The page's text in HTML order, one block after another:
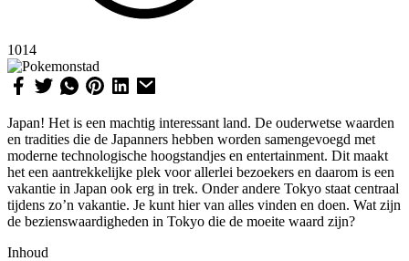
1014
Japan! Het is een machtig interessant land. De ouderwetse waarden
en tradities die de Japanners hebben worden samengevoegd met
moderne technologische hoogstandjes en entertainment. Dit maakt
het een aantrekkelijke plek voor allerlei bezoekers en daarom is een
vakantie in Japan ook erg in trek. Onder andere Tokyo staat centraal
tijdens zo’n vakantie. Je kunt hier van alles vinden en doen. Wat zijn
de bezienswaardigheden in Tokyo die de moeite waard zijn?
Inhoud